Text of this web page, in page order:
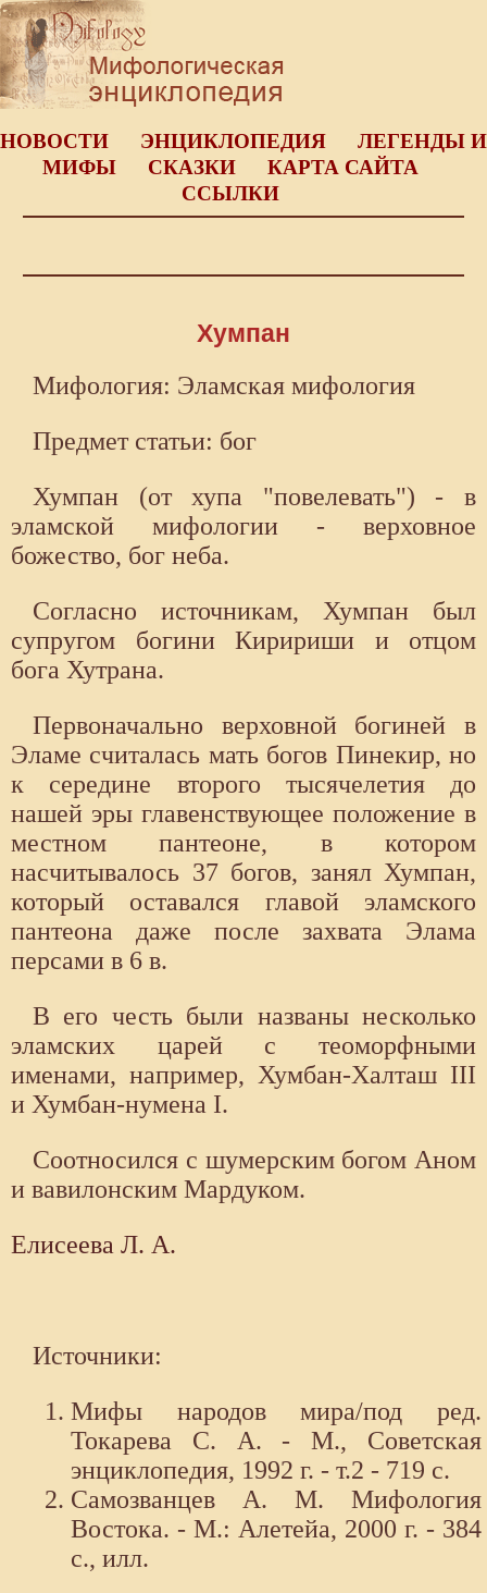
НОВОСТИ ЭНЦИКЛОПЕДИЯ
ЛЕГЕНДЫ И
МИФЫ
СКАЗКИ
КАРТА САЙТА
ССЫЛКИ
Хумпан
Мифология: Эламская мифология
Предмет статьи: бог
Хумпан (от хупа "повелевать") - в
эламской мифологии - верховное
божество, бог неба.
Согласно источникам, Хумпан был
супругом богини Киририши и отцом
бога Хутрана.
Первоначально верховной богиней в
Эламе считалась мать богов Пинекир, но
к середине второго тысячелетия до
нашей эры главенствующее положение в
местном пантеоне, в котором
насчитывалось 37 богов, занял Хумпан,
который оставался главой эламского
пантеона даже после захвата Элама
персами в 6 в.
В его честь были названы несколько
эламских царей с теоморфными
именами, например, Хумбан-Халташ III
и Хумбан-нумена I.
Соотносился с шумерским богом Аном
и вавилонским Мардуком.
Елисеева Л. А.
Источники:
Мифы народов мира/под ред.
Токарева С. А. - М., Советская
энциклопедия, 1992 г. - т.2 - 719 с.
Самозванцев А. М. Мифология
Востока. - М.: Алетейа, 2000 г. - 384
с., илл.